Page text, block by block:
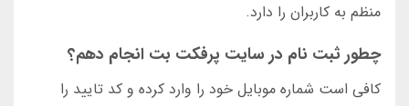
منظم به کاربران را دارد.
چطور ثبت نام در سایت پرفکت بت انجام دهم؟
کافی است شماره موبایل خود را وارد کرده و کد تایید را